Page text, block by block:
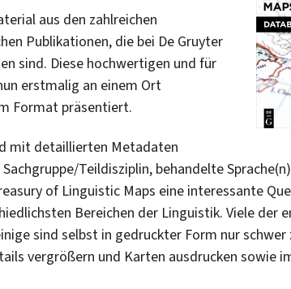
aus den zahlreichen
Publikationen, die bei De Gruyter
sind. Diese hochwertigen und für
erstmalig an einem Ort
Format präsentiert.
mit detaillierten Metadaten
Teildisziplin, behandelte
of Linguistic Maps eine interessante
Bereichen der Linguistik. Viele der
sind selbst in gedruckter Form nur schwer
vergrößern und Karten ausdrucken sowie